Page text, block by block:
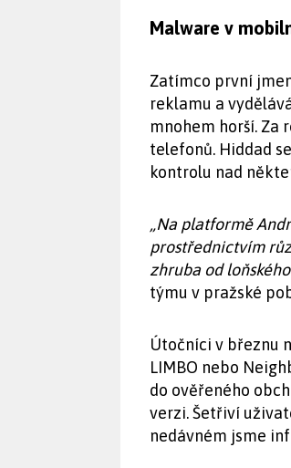
Malware v
Zatímco první
reklamu a
mnohem horší. Za
telefonů. Hiddad
kontrolu nad
„Na platformě
prostřednictvím
zhruba od
týmu v pražské
Útočníci v březnu
LIMBO nebo
do ověřeného
verzi. Šetřiví
nedávném jsme